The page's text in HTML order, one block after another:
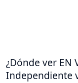
¿Dónde ver EN
Independiente